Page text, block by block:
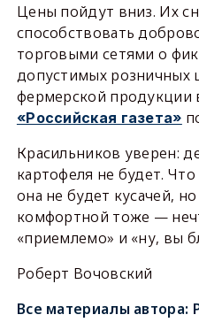
Цены пойдут вниз. Их
способствовать
торговыми сетями о
допустимых розничных
фермерской продукции
«Российская газета»
Красильников уверен:
картофеля не будет.
она не будет кусачей,
комфортной тоже —
«приемлемо» и «ну, вы
Роберт Вочовский
Все материалы автора: